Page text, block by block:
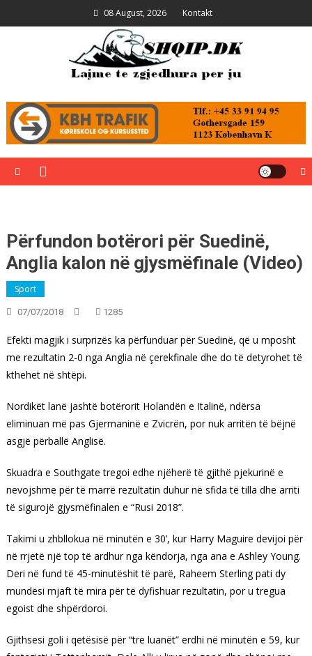
to
08 August, 2026 Kontakt
Përfundon botërori për Suedinë,
Anglia kalon në gjysmëfinale (Video)
Sport
07/07/2018 1285
Efekti magjik i surprizës ka përfunduar për Suedinë, që u mposht
me rezultatin 2-0 nga Anglia në çerekfinale dhe do të detyrohet të
kthehet në shtëpi.
Nordikët lanë jashtë botërorit Holandën e Italinë, ndërsa
eliminuan më pas Gjermaninë e Zvicrën, por nuk arritën të bëjnë
asgjë përballë Anglisë.
Skuadra e Southgate tregoi edhe njëherë të gjithë pjekurinë e
nevojshme për të marrë rezultatin duhur në sfida të tilla dhe arriti
të sigurojë gjysmëfinalen e “Rusi 2018”.
Takimi u zhbllokua në minutën e 30’, kur Harry Maguire devijoi për
në rrjetë një top të ardhur nga këndorja, nga ana e Ashley Young.
Deri në fund të 45-minutëshit të parë, Raheem Sterling pati dy
mundësi mjaft të mira për të dyfishuar rezultatin, por u tregua
egoist dhe shpërdoroi.
Gjithsesi goli i qetësisë për “tre luanët” erdhi në minutën e 59, kur